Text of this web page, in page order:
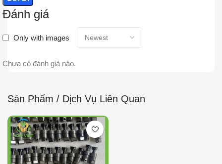
Đánh giá
Only with images
Chưa có đánh giá nào.
Sản Phẩm / Dịch Vụ Liên Quan